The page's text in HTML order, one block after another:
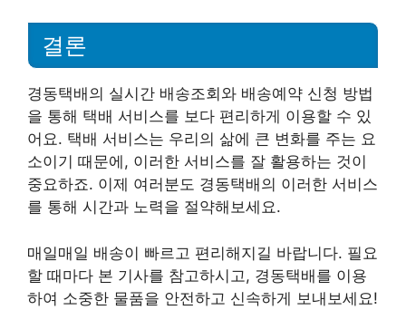
결론
경동택배의 실시간 배송조회와 배송예약 신청 방법
을 통해 택배 서비스를 보다 편리하게 이용할 수 있
어요. 택배 서비스는 우리의 삶에 큰 변화를 주는 요
소이기 때문에, 이러한 서비스를 잘 활용하는 것이
중요하죠. 이제 여러분도 경동택배의 이러한 서비스
를 통해 시간과 노력을 절약해보세요.
매일매일 배송이 빠르고 편리해지길 바랍니다. 필요
할 때마다 본 기사를 참고하시고, 경동택배를 이용
하여 소중한 물품을 안전하고 신속하게 보내보세요!